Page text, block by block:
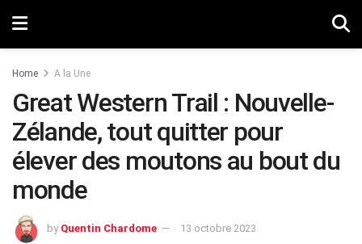
Home A la Une
Great Western Trail : Nouvelle-
Zélande, tout quitter pour
élever des moutons au bout du
monde
by Quentin Chardome
13 octobre 2023